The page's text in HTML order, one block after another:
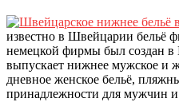
известно в Швейцарии бельё
немецкой фирмы был создан
выпускает нижнее мужское и
дневное женское бельё,
принадлежности для